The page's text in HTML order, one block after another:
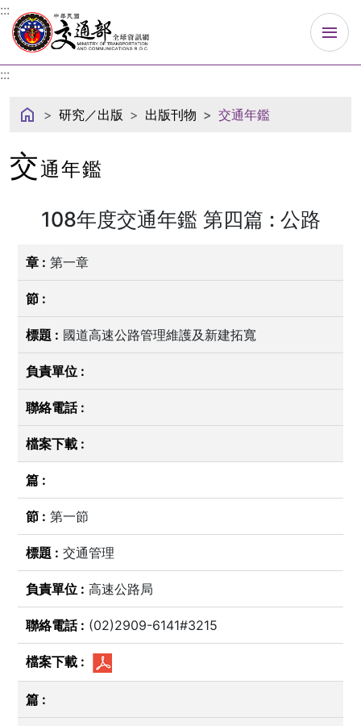
中華民國交通部
:::
:::
研究／出版 出版刊物 交通年鑑
交通年鑑
108年度交通年鑑 第四篇 : 公路
第一章
國道高速公路管理維護及新建拓寬
第一節
交通管理
高速公路局
(02)2909-6141#3215